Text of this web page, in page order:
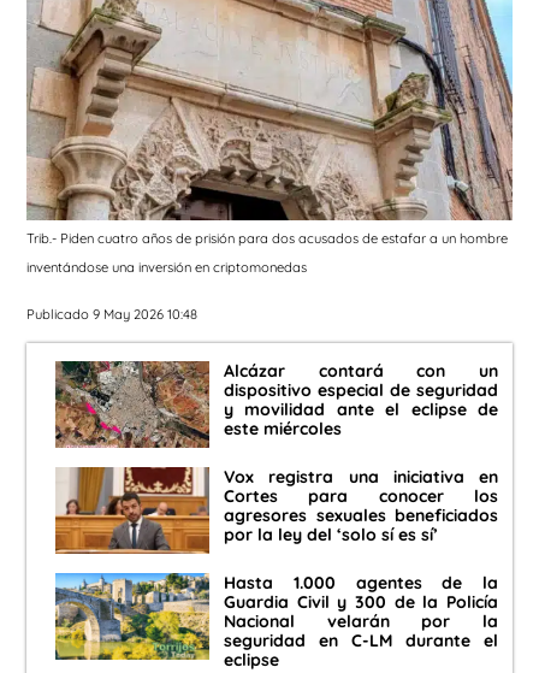
Trib.- Piden cuatro años de prisión para dos acusados de estafar a un hombre
inventándose una inversión en criptomonedas
Publicado 9 May 2026 10:48
Alcázar contará con un
dispositivo especial de seguridad
y movilidad ante el eclipse de
este miércoles
Vox registra una iniciativa en
Cortes para conocer los
agresores sexuales beneficiados
por la ley del ‘solo sí es sí’
Hasta 1.000 agentes de la
Guardia Civil y 300 de la Policía
Nacional velarán por la
seguridad en C-LM durante el
eclipse